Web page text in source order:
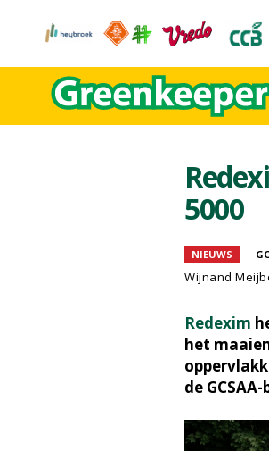
5000
NIEUWS
Wijnand
Redexim
het
de